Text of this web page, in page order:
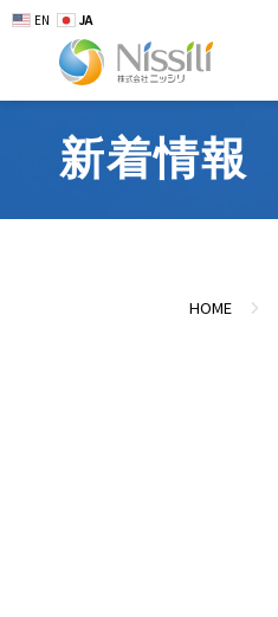
新着情報
HOME
EN JA